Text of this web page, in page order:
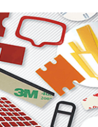
(elülső, tartó)
Anodizált panelek
Színes panelek
szerelőelemekkel
címkék